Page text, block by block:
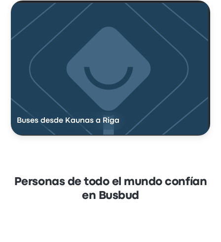
Buses desde Kaunas a Riga
Personas de todo el mundo confían
en Busbud